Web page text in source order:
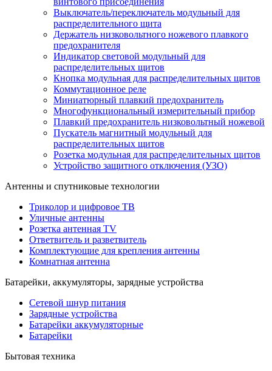
Выключатель/переключатель модульный для
распределительного щита
Держатель низковольтного ножевого плавкого
предохранителя
Индикатор световой модульный для
распределительных щитов
Кнопка модульная для распределительных щитов
Коммутационное реле
Миниатюрный плавкий предохранитель
Многофункциональный измерительный прибор
Плавкий предохранитель низковольтный ножевой
Пускатель магнитный модульный для
распределительных щитов
Розетка модульная для распределительных щитов
Устройство защитного отключения (УЗО)
Антенны и спутниковые технологии
Триколор и цифровое ТВ
Уличные антенны
Розетка антенная TV
Ответвитель и разветвитель
Комплектующие для крепления антенны
Комнатная антенна
Батарейки, аккумуляторы, зарядные устройства
Сетевой шнур питания
Зарядные устройства
Батарейки аккумуляторные
Батарейки
Бытовая техника